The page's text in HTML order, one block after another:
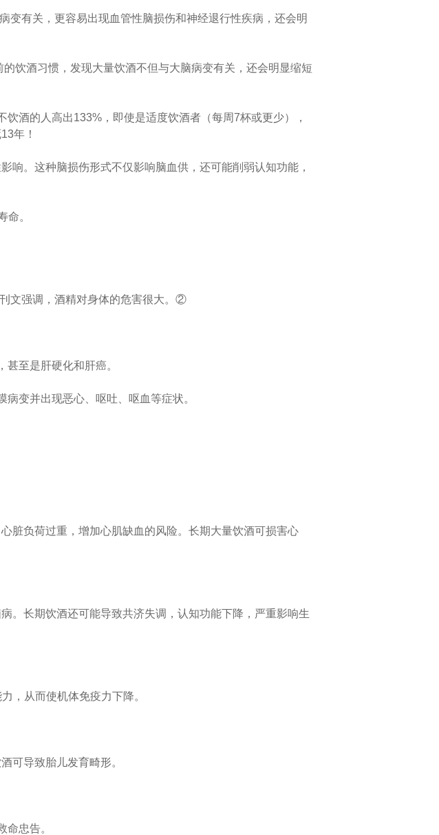
变有关，更容易出现血管性脑损伤和神经退行性疾病，还会明
饮酒习惯，发现大量饮酒不但与大脑病变有关，还会明显缩短
酒的人高出133%，即使是适度饮酒者（每周7杯或更少），
年！
响。这种脑损伤形式不仅影响脑血供，还可能削弱认知功能，
命。
文强调，酒精对身体的危害很大。②
甚至是肝硬化和肝癌。
变并出现恶心、呕吐、呕血等症状。
脏负荷过重，增加心肌缺血的风险。长期大量饮酒可损害心
。长期饮酒还可能导致共济失调，认知功能下降，严重影响生
，从而使机体免疫力下降。
可导致胎儿发育畸形。
忠告。